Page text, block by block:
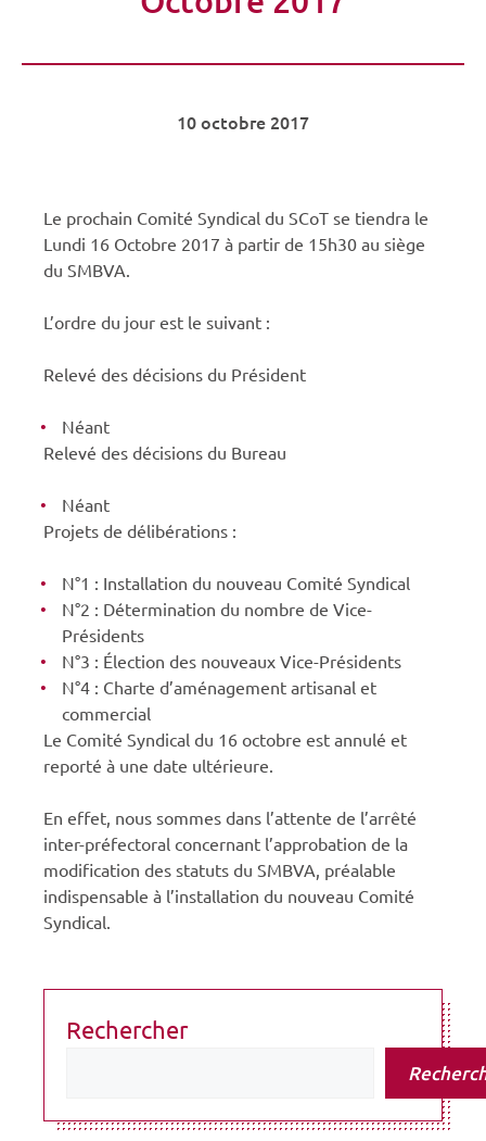
10 octobre 2017
Le prochain Comité Syndical du SCoT se tiendra le
Lundi 16 Octobre 2017 à partir de 15h30 au siège
du SMBVA.
L’ordre du jour est le suivant :
Relevé des décisions du Président
Néant
Relevé des décisions du Bureau
Néant
Projets de délibérations :
N°1 : Installation du nouveau Comité Syndical
N°2 : Détermination du nombre de Vice-
Présidents
N°3 : Élection des nouveaux Vice-Présidents
N°4 : Charte d’aménagement artisanal et
commercial
Le Comité Syndical du 16 octobre est annulé et
reporté à une date ultérieure.
En effet, nous sommes dans l’attente de l’arrêté
inter-préfectoral concernant l’approbation de la
modification des statuts du SMBVA, préalable
indispensable à l’installation du nouveau Comité
Syndical.
Rechercher